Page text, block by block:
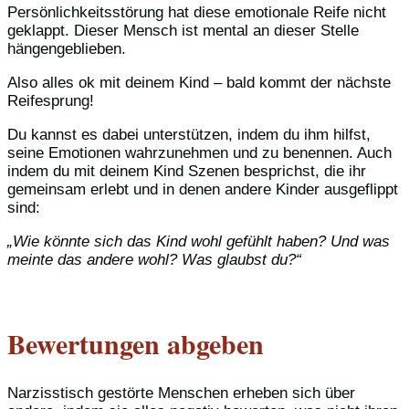
Persönlichkeitsstörung hat diese emotionale Reife nicht
geklappt. Dieser Mensch ist mental an dieser Stelle
hängengeblieben.
Also alles ok mit deinem Kind – bald kommt der nächste
Reifesprung!
Du kannst es dabei unterstützen, indem du ihm hilfst,
seine Emotionen wahrzunehmen und zu benennen. Auch
indem du mit deinem Kind Szenen besprichst, die ihr
gemeinsam erlebt und in denen andere Kinder ausgeflippt
sind:
„Wie könnte sich das Kind wohl gefühlt haben? Und was
meinte das andere wohl? Was glaubst du?“
Bewertungen abgeben
Narzisstisch gestörte Menschen erheben sich über